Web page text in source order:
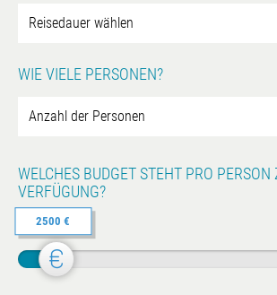
WIE VIELE PERSONEN?
WELCHES BUDGET STEHT PRO PERSON
VERFÜGUNG?
2500 €